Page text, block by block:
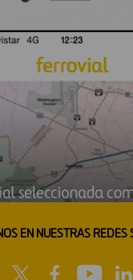
EN NUESTRAS REDES